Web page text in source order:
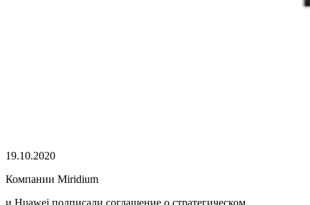
19.10.2020
Компании Miridium
и Huawei подписали соглашение о стратегическом